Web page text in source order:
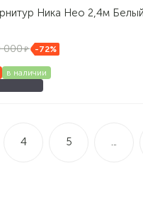
Ника Нео 2,4м
000 -72%
в наличии
4 5 ...